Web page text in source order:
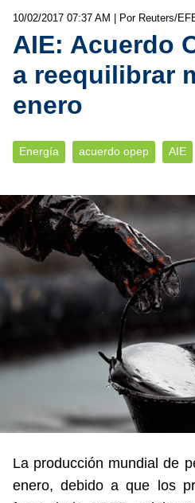
10/02/2017 07:37 AM | Por Reuters/
AIE: Acuerdo
a reequilibrar
enero
Energía acuerdo opep AIE
La producción mundial de
enero, debido a que los